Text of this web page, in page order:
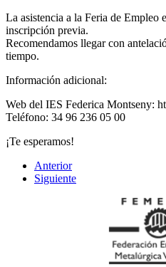
La asistencia a la Feria de Empleo
inscripción previa.
Recomendamos llegar con
tiempo.
Información adicional:
Web del IES Federica Montseny:
Teléfono: 34 96 236 05 00
¡Te esperamos!
Anterior
Siguiente